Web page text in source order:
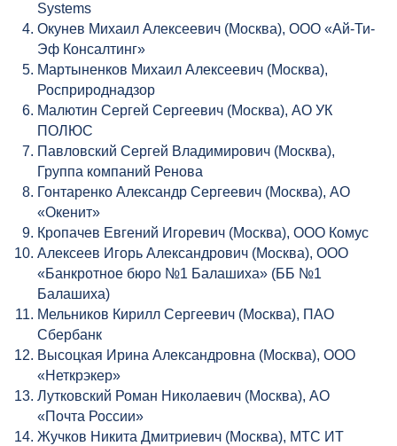
Systems
Окунев Михаил Алексеевич (Москва), ООО «Ай-Ти-
Эф Консалтинг»
Мартыненков Михаил Алексеевич (Москва),
Росприроднадзор
Малютин Сергей Сергеевич (Москва), АО УК
ПОЛЮС
Павловский Сергей Владимирович (Москва),
Группа компаний Ренова
Гонтаренко Александр Сергеевич (Москва), АО
«Окенит»
Кропачев Евгений Игоревич (Москва), ООО Комус
Алексеев Игорь Александрович (Москва), ООО
«Банкротное бюро №1 Балашиха» (ББ №1
Балашиха)
Мельников Кирилл Сергеевич (Москва), ПАО
Сбербанк
Высоцкая Ирина Александровна (Москва), ООО
«Неткрэкер»
Лутковский Роман Николаевич (Москва), АО
«Почта России»
Жучков Никита Дмитриевич (Москва), МТС ИТ